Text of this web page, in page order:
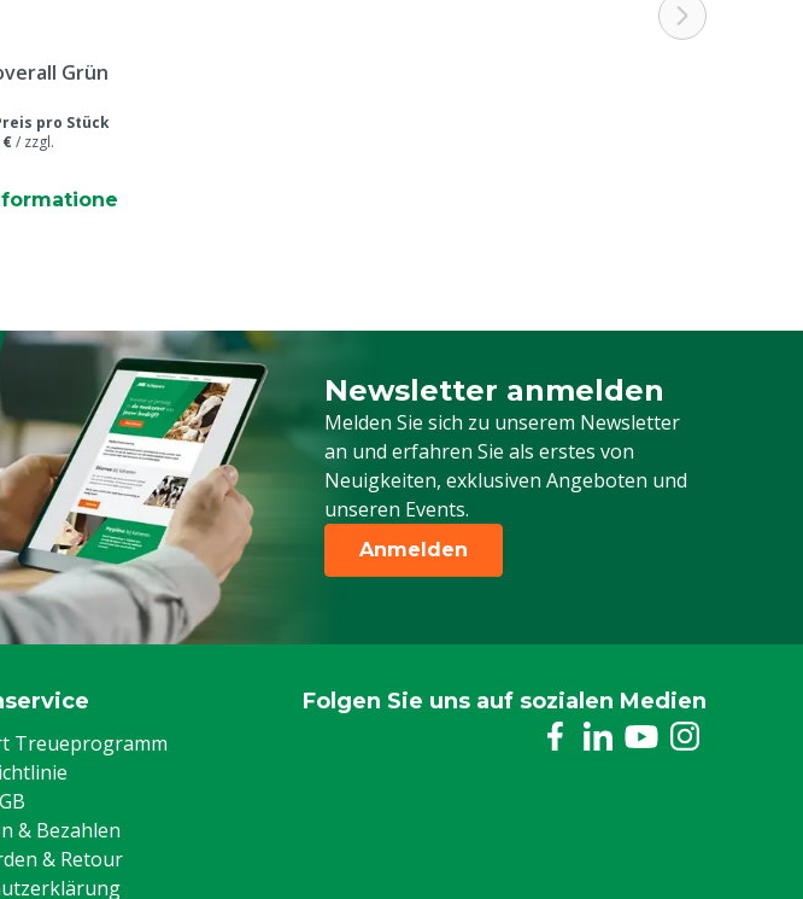
Tuchgewicht
Farbe
Größe
Grün
pro Stück
/ zzgl.
Newsletter anmelden
Melden Sie sich zu unserem Newsletter
an und erfahren Sie als erstes von
Neuigkeiten, exklusiven Angeboten und
unseren Events.
Melden Sie sich für unseren Newsletter
Anmelden
Treueprogramm
& Bezahlen
& Retour
Folgen Sie uns auf sozialen Medien